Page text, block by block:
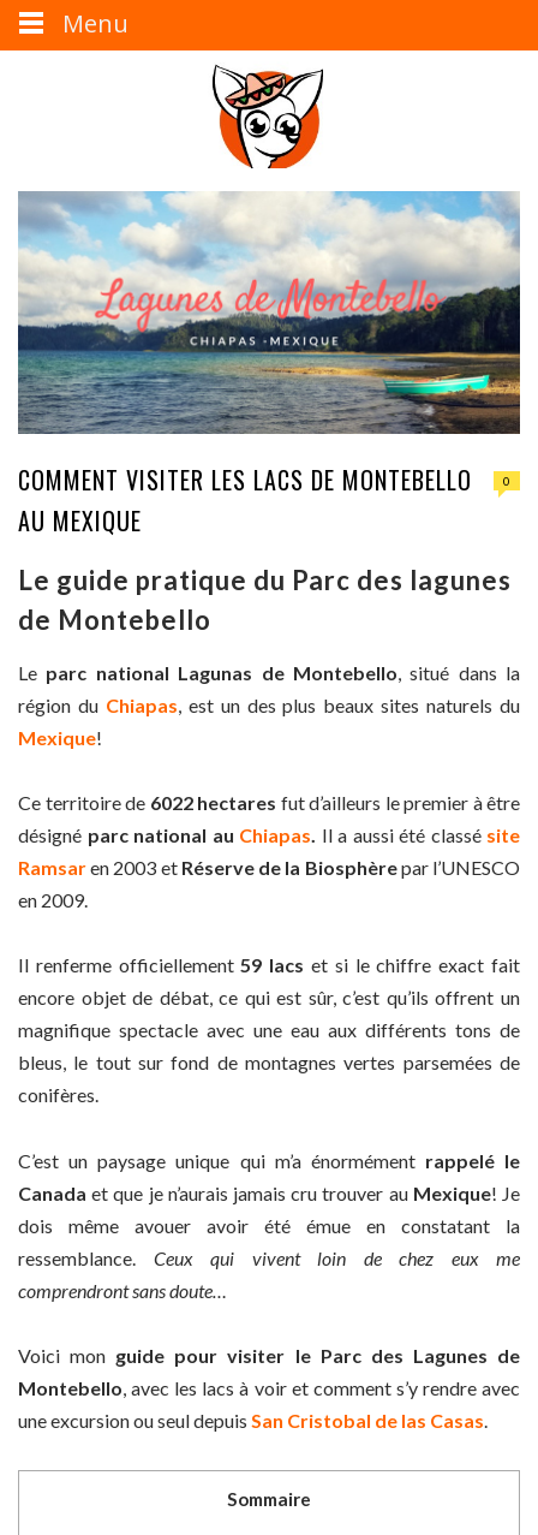
COMMENT VISITER LES LACS DE MONTEBELLO
AU MEXIQUE
0
Le guide pratique du Parc des lagunes
de Montebello
Le parc national Lagunas de Montebello , situé dans la
région du Chiapas , est un des plus beaux sites naturels du
Mexique!
Ce territoire de 6022 hectares fut d’ailleurs le premier à être
désigné parc national au Chiapas. Il a aussi été classé site
Ramsaren 2003 et Réserve de la Biosphèrepar l’UNESCO
en 2009.
Il renferme officiellement59 lacs et si le chiffre exact fait
encore objet de débat, ce qui est sûr, c’est qu’ils offrent un
magnifique spectacle avec une eau aux différents tons de
bleus, le tout sur fond de montagnes vertes parsemées de
conifères.
C’est un paysage unique qui m’a énormémentrappelé le
Canada et que je n’aurais jamais cru trouver au Mexique! Je
dois même avouer avoir été émue en constatant la
ressemblance. Ceux qui vivent loin de chez eux me
comprendront sans doute…
Voici mon guide pour visiter le Parc des Lagunes de
Montebello, avec les lacs à voir et comment s’y rendre avec
une excursion ou seul depuis San Cristobal de las Casas.
Sommaire
Menu